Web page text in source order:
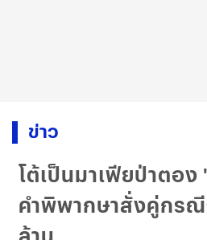
ข่าว
โต้เป็นมาเฟียป่าตอ
คำพิพากษาสั่งคู่กร